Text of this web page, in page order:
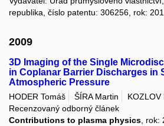
republika, číslo patentu: 306256, rok:
2009
3D Imaging of the Single
in Coplanar Barrier Discharges in
Atmospheric Pressure
HODER Tomáš ŠÍRA Martin KOZLOV
Recenzovaný odborný článek
Contributions to plasma physics ,